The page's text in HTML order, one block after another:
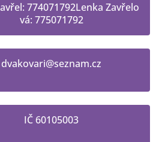
774071792Lenka Zavřelo
vá: 775071792
dvakovari@seznam.cz
IČ 60105003